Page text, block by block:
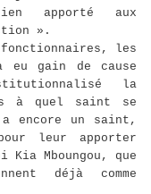
apporté aux
».
les
eu gain de cause
la
à quel saint se
encore un saint,
leur apporter
Mboungou, que
déjà comme